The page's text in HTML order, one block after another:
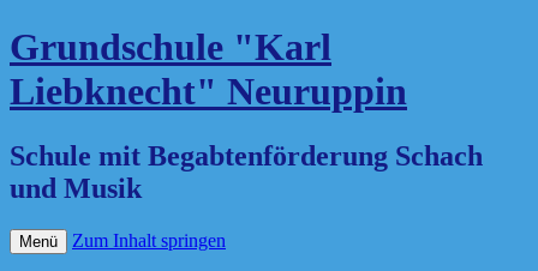
Grundschule "Karl
Liebknecht" Neuruppin
Schule mit Begabtenförderung Schach
und Musik
Menü Zum Inhalt springen